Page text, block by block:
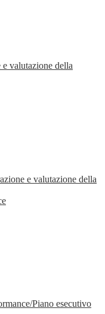
valutazione della
e valutazione della
Piano esecutivo